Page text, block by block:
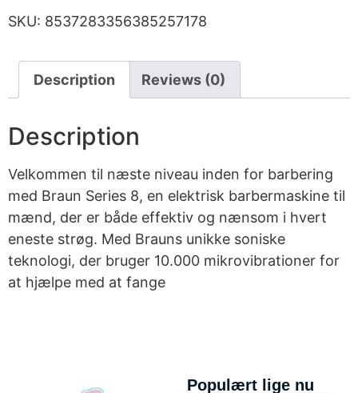
SKU: 8537283356385257178
Description Reviews (0)
Description
Velkommen til næste niveau inden for barbering
med Braun Series 8, en elektrisk barbermaskine til
mænd, der er både effektiv og nænsom i hvert
eneste strøg. Med Brauns unikke soniske
teknologi, der bruger 10.000 mikrovibrationer for
at hjælpe med at fange
Populært lige nu